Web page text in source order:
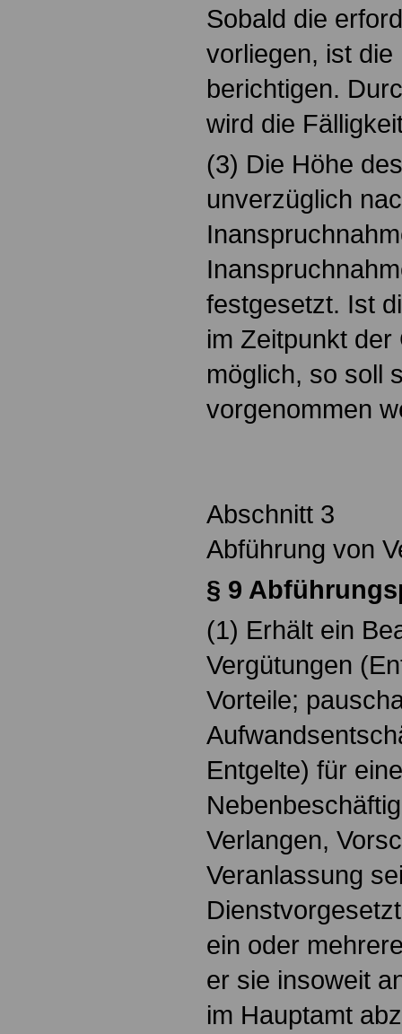
Sobald die
vorliegen, ist
berichtigen.
wird die
(3) Die Höhe
unverzüglich
festgesetzt. Ist
im Zeitpunkt
möglich, so soll
vorgenommen
Abschnitt 3
Abführung von
§ 9
(1) Erhält ein
Vergütungen
Vorteile;
Entgelte) für
Verlangen,
Veranlassung
ein oder
er sie insoweit
im Hauptamt